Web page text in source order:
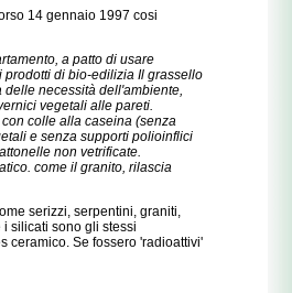
14 gennaio 1997 cosi
a patto di usare
prodotti di bio-edilizia Il grassello
necessità dell'ambiente,
vegetali alle pareti.
colle alla caseina (senza
e senza supporti polioinflici
non vetrificate.
come il granito, rilascia
serizzi, serpentini, graniti,
silicati sono gli stessi
ceramico. Se fossero 'radioattivi'